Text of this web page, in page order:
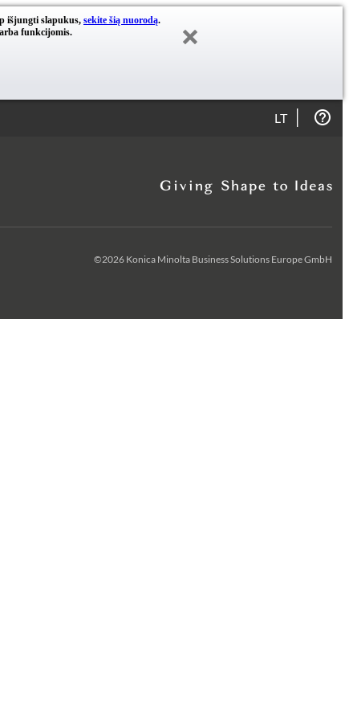
išjungti slapukus, sekite šią nuorodą.
funkcijomis.
LT
©2026 Konica Minolta Business Solutions Europe GmbH